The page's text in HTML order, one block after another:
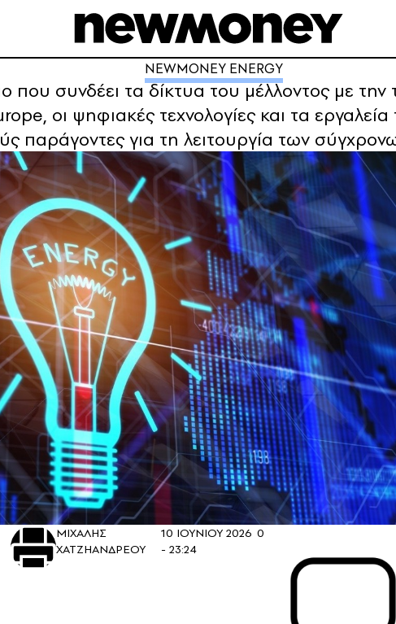
NEWMONEY ENERGY
που συνδέει τα δίκτυα του μέλλοντος με
οι ψηφιακές τεχνολογίες και τα
παράγοντες για τη λειτουργία των
ΜΙΧΑΛΗΣ
ΧΑΤΖΗΑΝΔΡΕΟΥ
10 ΙΟΥΝΙΟΥ 2026
- 23:24
0